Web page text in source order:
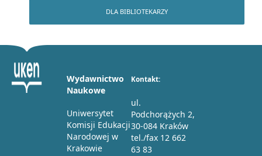
DLA BIBLIOTEKARZY
Wydawnictwo
Naukowe
Uniwersytet
Komisji Edukacji
Narodowej w
Krakowie
Kontakt:
ul.
Podchorążych 2,
30-084 Kraków
tel./fax 12 662
63 83